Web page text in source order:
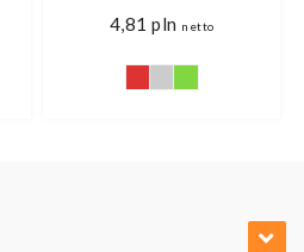
4,81 pln netto